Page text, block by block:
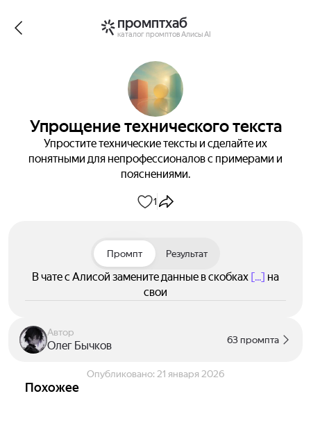
промптхаб
каталог промптов Алисы AI
Упрощение технического текста
Упростите технические тексты и сделайте их
понятными для непрофессионалов с примерами и
пояснениями.
1
Промпт Результат
В чате с Алисой замените данные в скобках [...] на
свои
Автор
Олег Бычков 63 промпта
Опубликовано: 21 января 2026
Похожее